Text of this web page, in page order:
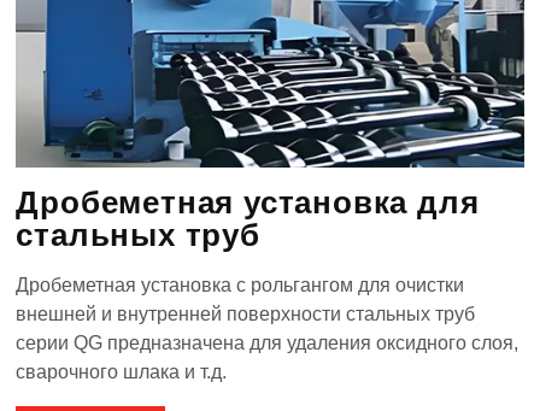
Дробеметная установка для
стальных труб
Дробеметная установка с рольгангом для очистки
внешней и внутренней поверхности стальных труб
серии QG предназначена для удаления оксидного слоя,
сварочного шлака и т.д.